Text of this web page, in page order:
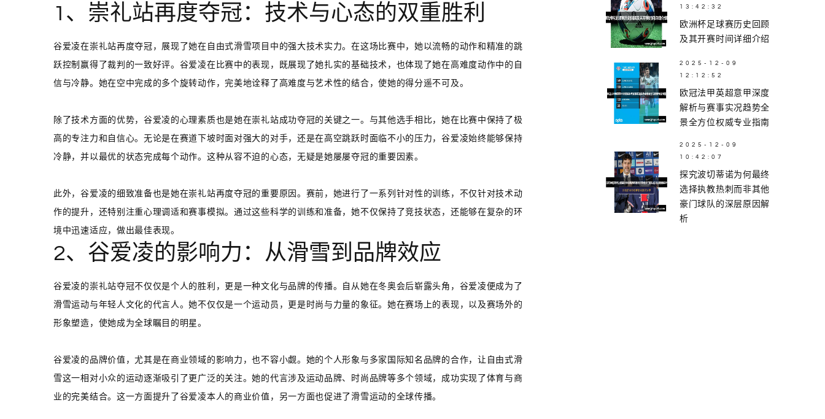
1、崇礼站再度夺冠：技术与心态的双重胜利
谷爱凌在崇礼站再度夺冠，展现了她在自由式滑雪项目中的强大技术实力。在这场比赛中，她以流畅的动作和精准的跳
跃控制赢得了裁判的一致好评。谷爱凌在比赛中的表现，既展现了她扎实的基础技术，也体现了她在高难度动作中的自
信与冷静。她在空中完成的多个旋转动作，完美地诠释了高难度与艺术性的结合，使她的得分遥不可及。
除了技术方面的优势，谷爱凌的心理素质也是她在崇礼站成功夺冠的关键之一。与其他选手相比，她在比赛中保持了极
高的专注力和自信心。无论是在赛道下坡时面对强大的对手，还是在高空跳跃时面临不小的压力，谷爱凌始终能够保持
冷静，并以最优的状态完成每个动作。这种从容不迫的心态，无疑是她屡屡夺冠的重要因素。
此外，谷爱凌的细致准备也是她在崇礼站再度夺冠的重要原因。赛前，她进行了一系列针对性的训练，不仅针对技术动
作的提升，还特别注重心理调适和赛事模拟。通过这些科学的训练和准备，她不仅保持了竞技状态，还能够在复杂的环
境中迅速适应，做出最佳表现。
2、谷爱凌的影响力：从滑雪到品牌效应
谷爱凌的崇礼站夺冠不仅仅是个人的胜利，更是一种文化与品牌的传播。自从她在冬奥会后崭露头角，谷爱凌便成为了
滑雪运动与年轻人文化的代言人。她不仅仅是一个运动员，更是时尚与力量的象征。她在赛场上的表现，以及赛场外的
形象塑造，使她成为全球瞩目的明星。
谷爱凌的品牌价值，尤其是在商业领域的影响力，也不容小觑。她的个人形象与多家国际知名品牌的合作，让自由式滑
雪这一相对小众的运动逐渐吸引了更广泛的关注。她的代言涉及运动品牌、时尚品牌等多个领域，成功实现了体育与商
业的完美结合。这一方面提升了谷爱凌本人的商业价值，另一方面也促进了滑雪运动的全球传播。
13:42:32
欧洲杯足球赛历史回顾
及其开赛时间详细介绍
2025-12-09
12:12:52
欧冠法甲英超意甲深度
解析与赛事实况趋势全
景全方位权威专业指南
2025-12-09
10:42:07
探究波切蒂诺为何最终
选择执教热刺而非其他
豪门球队的深层原因解
析